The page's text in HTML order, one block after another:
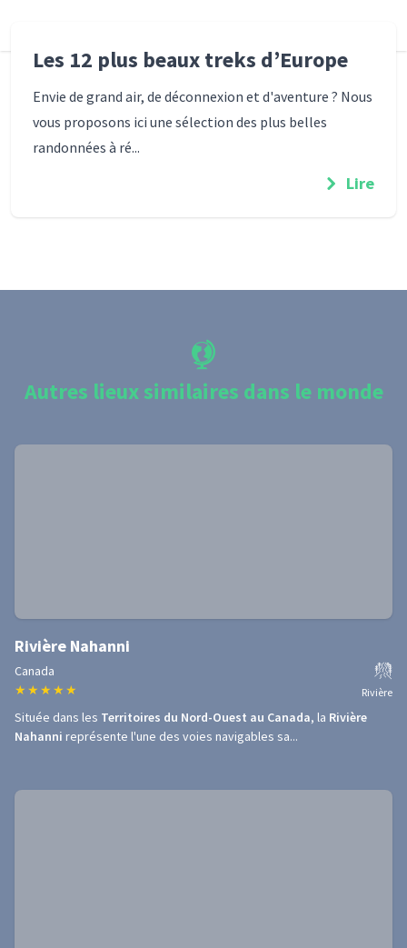
Les 12 plus beaux treks d’Europe
Envie de grand air, de déconnexion et d'aventure ? Nous
vous proposons ici une sélection des plus belles
randonnées à ré...
Lire
Autres lieux similaires dans le monde
Rivière Nahanni
Canada
★ ★ ★ ★ ★ Rivière
Située dans les Territoires du Nord-Ouest au Canada, la Rivière
Nahanni représente l'une des voies navigables sa...